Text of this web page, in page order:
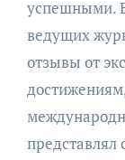
успешными.
ведущих
отзывы от
представлял